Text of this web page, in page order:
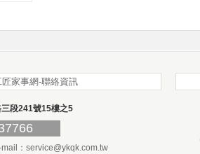
匠家事網-聯絡資訊
段241號15樓之5
： service@ykqk.com.tw